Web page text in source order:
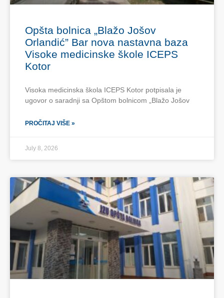
Opšta bolnica „Blažo Jošov
Orlandić” Bar nova nastavna baza
Visoke medicinske škole ICEPS
Kotor
Visoka medicinska škola ICEPS Kotor potpisala je
ugovor o saradnji sa Opštom bolnicom „Blažo Jošov
PROČITAJ VIŠE »
July 8, 2026